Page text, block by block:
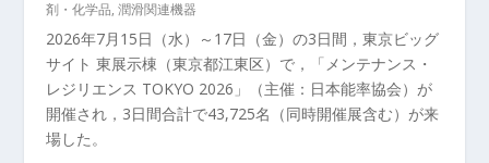
剤・化学品,潤滑関連機器
2026年7月15日（水）～17日（金）の3日間，東京ビッグ
サイト 東展示棟（東京都江東区）で，「メンテナンス・
レジリエンス TOKYO 2026」（主催：日本能率協会）が
開催され，3日間合計で43,725名（同時開催展含む）が来
場した。